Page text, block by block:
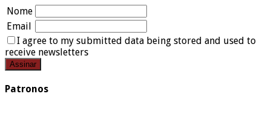
Nome
Email
I agree to my submitted data being stored and used to
receive newsletters
Patronos